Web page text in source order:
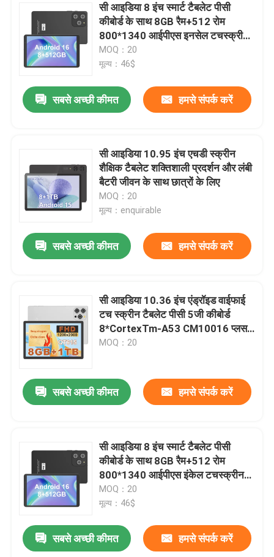
सी आइडिया 8 इंच स्मार्ट टैबलेट पीसी
कीबोर्ड के साथ 8GB रैम+512 रोम
800*1340 आईपीएस इनसेल टचस्क्रीन
डिस्प्ले ग्रे सीएम866
MOQ：20
मूल्य：46$
सबसे अच्छी कीमत हमसे संपर्क करें
सी आइडिया 10.95 इंच एचडी स्क्रीन
शैक्षिक टैबलेट शक्तिशाली प्रदर्शन और लंबी
बैटरी जीवन के साथ छात्रों के लिए
MOQ：20
मूल्य：enquirable
सबसे अच्छी कीमत हमसे संपर्क करें
सी आइडिया 10.36 इंच एंड्रॉइड वाईफाई
टच स्क्रीन टैबलेट पीसी 5जी कीबोर्ड
8*CortexTm-A53 CM10016 प्लस
के साथ
MOQ：20
सबसे अच्छी कीमत हमसे संपर्क करें
सी आइडिया 8 इंच स्मार्ट टैबलेट पीसी
कीबोर्ड के साथ 8GB रैम+512 रोम
800*1340 आईपीएस इंकेल टचस्क्रीन
डिस्प्ले ब्लैक सीएम866
MOQ：20
मूल्य：46$
सबसे अच्छी कीमत हमसे संपर्क करें